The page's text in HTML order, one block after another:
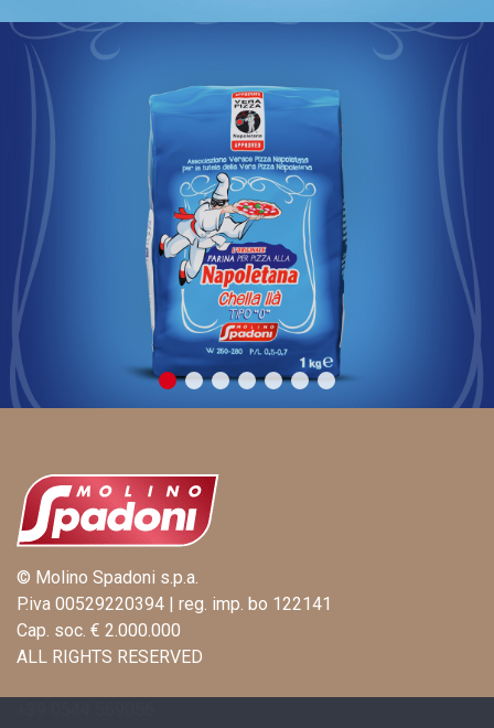
© Molino Spadoni s.p.a.
P.iva 00529220394 | reg. imp. bo 122141
Cap. soc. € 2.000.000
ALL RIGHTS RESERVED